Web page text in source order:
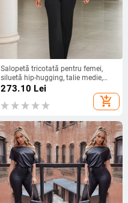
Salopetă tricotată pentru femei,
siluetă hip-hugging, talie medie,
pantaloni lungi, design patchwork
273.10 Lei
add_shopping_cart